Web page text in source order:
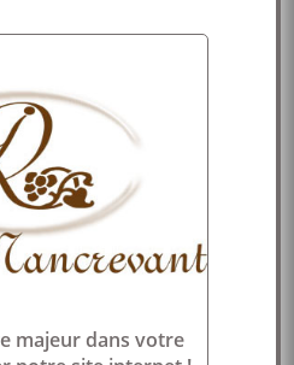
pour publier un
majeur dans votre